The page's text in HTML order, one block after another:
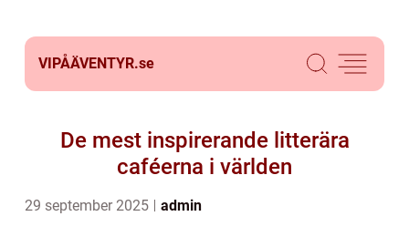
VIPÅÄVENTYR.se
De mest inspirerande litterära
caféerna i världen
29 september 2025 admin